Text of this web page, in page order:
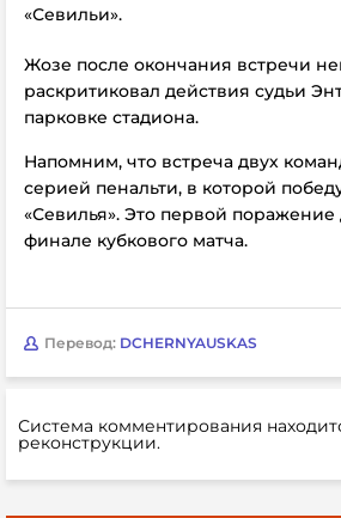
«Севильи».
Жозе после окончания встречи
раскритиковал действия судьи
парковке стадиона.
Напомним, что встреча двух
серией пенальти, в которой
«Севилья». Это первой
финале кубкового матча.
Перевод: DCHERNYAUSKAS
Система комментирования
реконструкции.